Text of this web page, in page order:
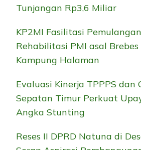
Tunjangan Rp3,6 Miliar
KP2MI Fasilitasi
Rehabilitasi PMI asal
Kampung Halaman
Evaluasi Kinerja TPPPS dan
Sepatan Timur Perkuat
Angka Stunting
Reses II DPRD Natuna di